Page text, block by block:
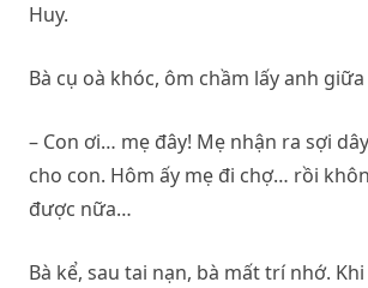
Huy.
Bà cụ oà khóc, ôm chầm lấy anh
– Con ơi… mẹ đây! Mẹ nhận ra sợi
cho con. Hôm ấy mẹ đi chợ… rồi
được nữa…
Bà kể, sau tai nạn, bà mất trí nhớ.